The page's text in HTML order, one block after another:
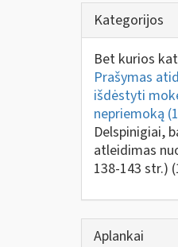
Kategorijos
Bet kurios
Prašymas
išdėstyti
nepriemoką
Delspinigiai,
atleidimas
138-143 str.)
Aplankai